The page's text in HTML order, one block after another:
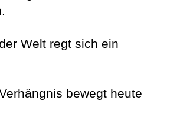
Welt regt sich ein
bewegt heute